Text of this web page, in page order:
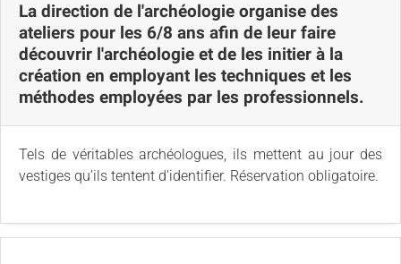
La direction de l'archéologie organise des
ateliers pour les 6/8 ans afin de leur faire
découvrir l'archéologie et de les initier à la
création en employant les techniques et les
méthodes employées par les professionnels.
Tels de véritables archéologues, ils mettent au jour des
vestiges qu’ils tentent d’identifier. Réservation obligatoire.